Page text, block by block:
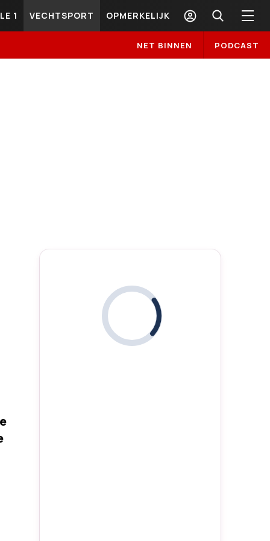
1 VECHTSPORT OPMERKELIJK
NET BINNEN PODCAST